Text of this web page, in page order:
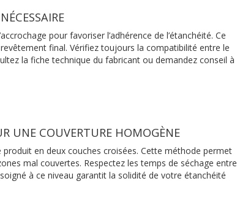
pour favoriser l’adhérence de l’étanchéité. Ce
final. Vérifiez toujours la compatibilité entre le
la fiche technique du fabricant ou demandez conseil à
UNE COUVERTURE HOMOGÈNE
en deux couches croisées. Cette méthode permet
mal couvertes. Respectez les temps de séchage entre
à ce niveau garantit la solidité de votre étanchéité